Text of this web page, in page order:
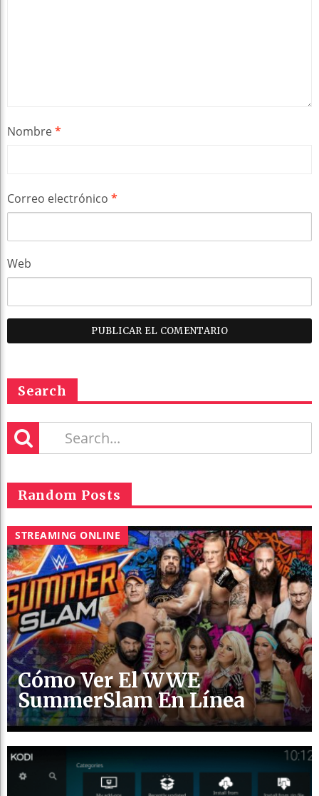
Nombre*
Correo electrónico *
Web
Search
Random Posts
STREAMING ONLINE
Cómo Ver El WWE
SummerSlam En Línea